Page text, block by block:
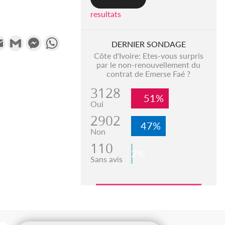
Email Gmail Messenger
resultats
DERNIER SONDAGE
Côte d'Ivoire: Etes-vous surpris
par le non-renouvellement du
contrat de Emerse Faé ?
3128
Oui 51%
2902
Non 47%
110
Sans avis 2%